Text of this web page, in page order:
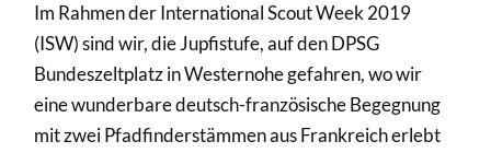
Im Rahmen der International Scout Week 2019
(ISW) sind wir, die Jupfistufe, auf den DPSG
Bundeszeltplatz in Westernohe gefahren, wo wir
eine wunderbare deutsch-französische Begegnung
mit zwei Pfadfinderstämmen aus Frankreich erlebt